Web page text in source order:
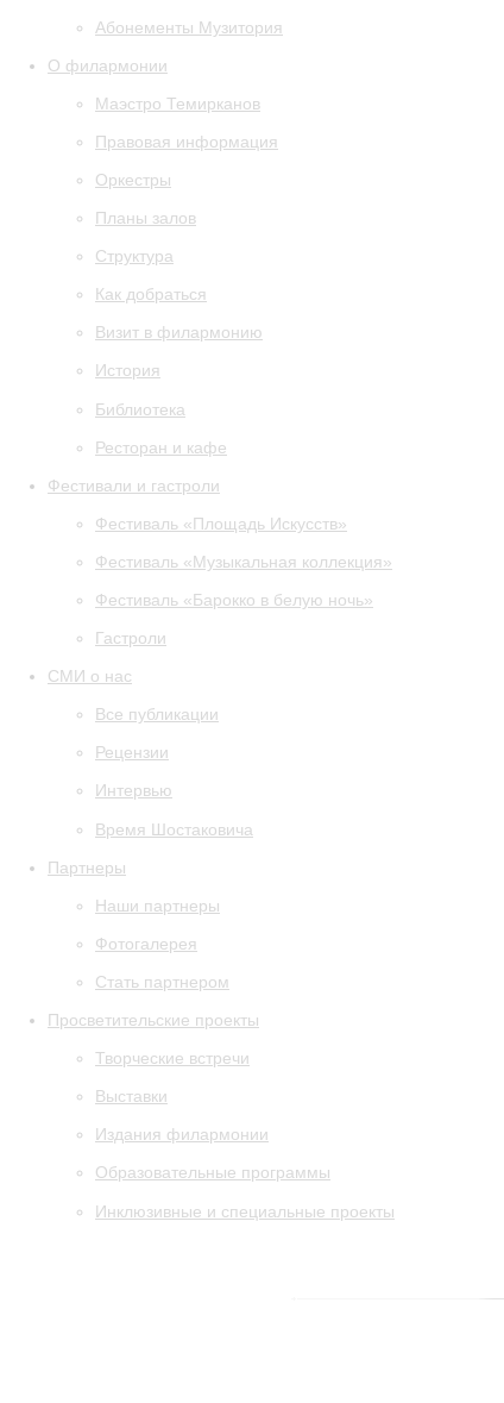
Абонементы Музитория
О филармонии
Маэстро Темирканов
Правовая информация
Оркестры
Планы залов
Структура
Как добраться
Визит в филармонию
История
Библиотека
Ресторан и кафе
Фестивали и гастроли
Фестиваль «Площадь Искусств»
Фестиваль «Музыкальная коллекция»
Фестиваль «Барокко в белую ночь»
Гастроли
СМИ о нас
Все публикации
Рецензии
Интервью
Время Шостаковича
Партнеры
Наши партнеры
Фотогалерея
Стать партнером
Просветительские проекты
Творческие встречи
Выставки
Издания филармонии
Образовательные программы
Инклюзивные и специальные проекты